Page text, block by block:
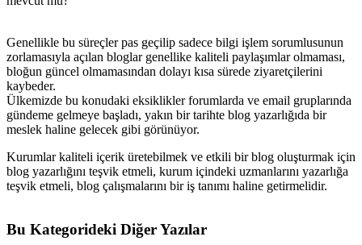
Genellikle bu süreçler pas geçilip sadece bilgi işlem sorumlusunun
zorlamasıyla açılan bloglar genellike kaliteli paylaşımlar olmaması,
bloğun güncel olmamasından dolayı kısa sürede ziyaretçilerini
kaybeder.
Ülkemizde bu konudaki eksiklikler forumlarda ve email gruplarında
gündeme gelmeye başladı, yakın bir tarihte blog yazarlığıda bir
meslek haline gelecek gibi görünüyor.
Kurumlar kaliteli içerik üretebilmek ve etkili bir blog oluşturmak için
blog yazarlığını teşvik etmeli, kurum içindeki uzmanlarını yazarlığa
teşvik etmeli, blog çalışmalarını bir iş tanımı haline getirmelidir.
Bu Kategorideki Diğer Yazılar